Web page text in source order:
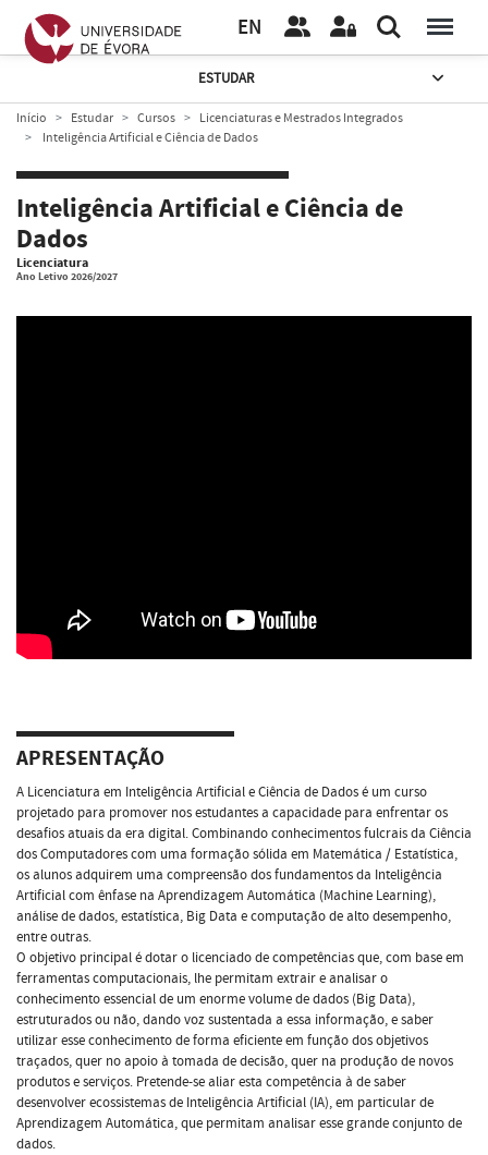
EN
ESTUDAR
Início Estudar Cursos
Licenciaturas e Mestrados Integrados
Inteligência Artificial e Ciência de Dados
Inteligência Artificial e Ciência de
Dados
Licenciatura
Ano Letivo 2026/2027
APRESENTAÇÃO
A Licenciatura em Inteligência Artificial e Ciência de Dados é um curso
projetado para promover nos estudantes a capacidade para enfrentar os
desafios atuais da era digital. Combinando conhecimentos fulcrais da Ciência
dos Computadores com uma formação sólida em Matemática / Estatística,
os alunos adquirem uma compreensão dos fundamentos da Inteligência
Artificial com ênfase na Aprendizagem Automática (Machine Learning),
análise de dados, estatística, Big Data e computação de alto desempenho,
entre outras.
O objetivo principal é dotar o licenciado de competências que, com base em
ferramentas computacionais, lhe permitam extrair e analisar o
conhecimento essencial de um enorme volume de dados (Big Data),
estruturados ou não, dando voz sustentada a essa informação, e saber
utilizar esse conhecimento de forma eficiente em função dos objetivos
traçados, quer no apoio à tomada de decisão, quer na produção de novos
produtos e serviços. Pretende-se aliar esta competência à de saber
desenvolver ecossistemas de Inteligência Artificial (IA), em particular de
Aprendizagem Automática, que permitam analisar esse grande conjunto de
dados.